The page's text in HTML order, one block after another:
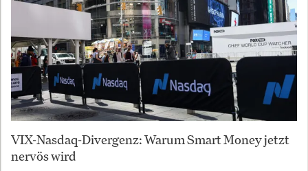
VIX-Nasdaq-Divergenz: Warum Smart Money jetzt
nervös wird